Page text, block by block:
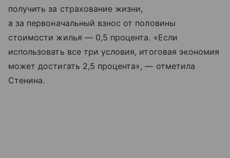
получить за страхование жизни,
а за первоначальный взнос от половины
стоимости жилья — 0,5 процента. «Если
использовать все три условия, итоговая экономия
может достигать 2,5 процента», — отметила
Стенина.